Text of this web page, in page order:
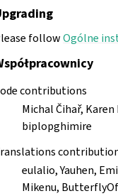
followOgólne
contributions
Michal Čihař,
biplopghimire
eulalio, Yauhen,
Mikenu,